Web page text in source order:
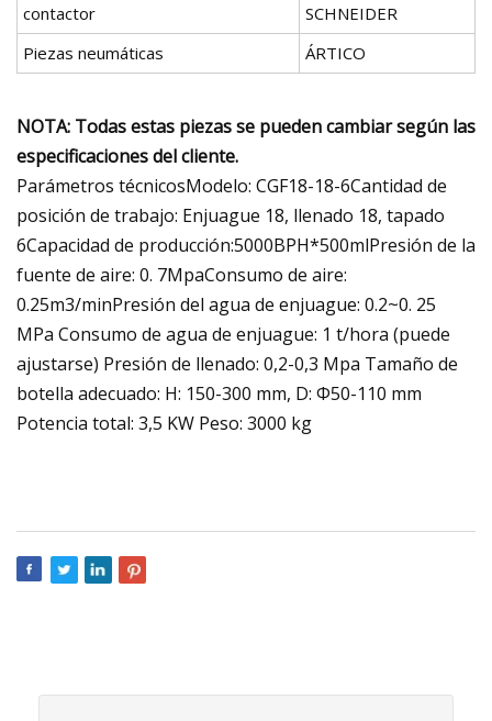
contactor
SCHNEIDER
Piezas neumáticas
ÁRTICO
NOTA: Todas estas piezas se pueden cambiar según las
especificaciones del cliente.
Parámetros técnicosModelo: CGF18-18-6Cantidad de
posición de trabajo: Enjuague 18, llenado 18, tapado
6Capacidad de producción:5000BPH*500mlPresión de la
fuente de aire: 0. 7MpaConsumo de aire:
0.25m3/minPresión del agua de enjuague: 0.2~0. 25
MPa Consumo de agua de enjuague: 1 t/hora (puede
ajustarse) Presión de llenado: 0,2-0,3 Mpa Tamaño de
botella adecuado: H: 150-300 mm, D: Φ50-110 mm
Potencia total: 3,5 KW Peso: 3000 kg